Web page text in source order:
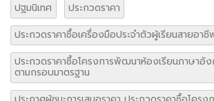
ปฐมนิเทศ
ประกวดราคา
ประกวดราคาซื้อเครื่องมือประจำตัวผู้เรียนสายอาชี
ประกวดราคาซื้อโครงการพัฒนาห้องเรียนภาษาอั
ตามกรอบมาตรฐาน